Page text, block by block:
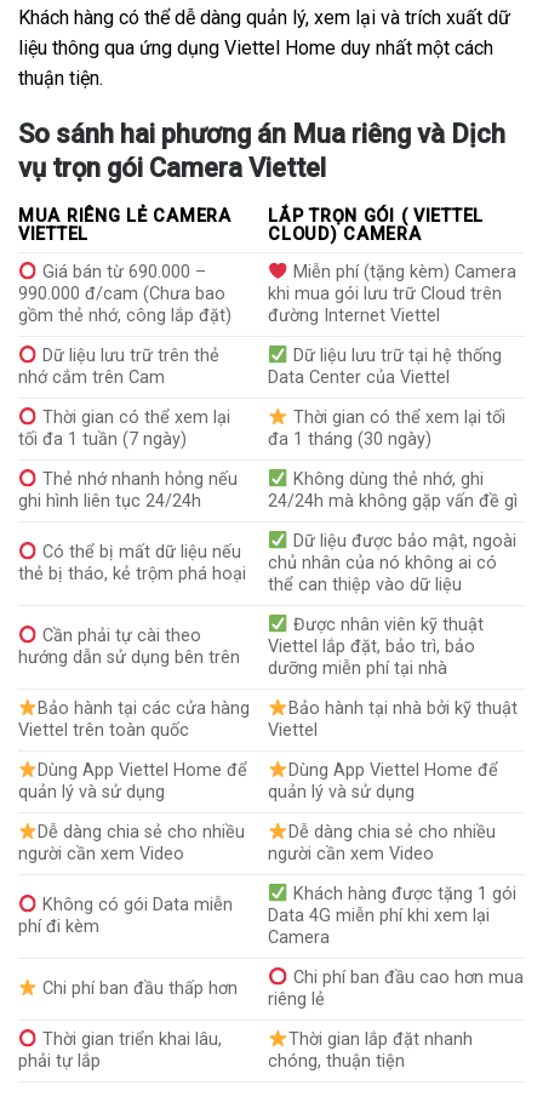
Khách hàng có thể dễ dàng quản lý, xem lại và trích xuất dữ
liệu thông qua ứng dụng Viettel Home duy nhất một cách
thuận tiện.
So sánh hai phương án Mua riêng và Dịch
vụ trọn gói Camera Viettel
MUA RIÊNG LẺ CAMERA
VIETTEL
LẮP TRỌN GÓI ( VIETTEL
CLOUD) CAMERA
Giá bán từ 690.000 –
990.000 đ/cam (Chưa bao
gồm thẻ nhớ, công lắp đặt)
Miễn phí (tặng kèm) Camera
khi mua gói lưu trữ Cloud trên
đường Internet Viettel
Dữ liệu lưu trữ trên thẻ
nhớ cắm trên Cam
Dữ liệu lưu trữ tại hệ thống
Data Center của Viettel
Thời gian có thể xem lại
tối đa 1 tuần (7 ngày)
Thời gian có thể xem lại tối
đa 1 tháng (30 ngày)
Thẻ nhớ nhanh hỏng nếu
ghi hình liên tục 24/24h
Không dùng thẻ nhớ, ghi
24/24h mà không gặp vấn đề gì
Có thể bị mất dữ liệu nếu
thẻ bị tháo, kẻ trộm phá hoại
Dữ liệu được bảo mật, ngoài
chủ nhân của nó không ai có
thể can thiệp vào dữ liệu
Cần phải tự cài theo
hướng dẫn sử dụng bên trên
Được nhân viên kỹ thuật
Viettel lắp đặt, bảo trì, bảo
dưỡng miễn phí tại nhà
Bảo hành tại các cửa hàng
Viettel trên toàn quốc
Bảo hành tại nhà bởi kỹ thuật
Viettel
Dùng App Viettel Home để
quản lý và sử dụng
Dùng App Viettel Home để
quản lý và sử dụng
Dễ dàng chia sẻ cho nhiều
người cần xem Video
Dễ dàng chia sẻ cho nhiều
người cần xem Video
Không có gói Data miễn
phí đi kèm
Khách hàng được tặng 1 gói
Data 4G miễn phí khi xem lại
Camera
Chi phí ban đầu thấp hơn
Chi phí ban đầu cao hơn mua
riêng lẻ
Thời gian triển khai lâu,
phải tự lắp
Thời gian lắp đặt nhanh
chóng, thuận tiện